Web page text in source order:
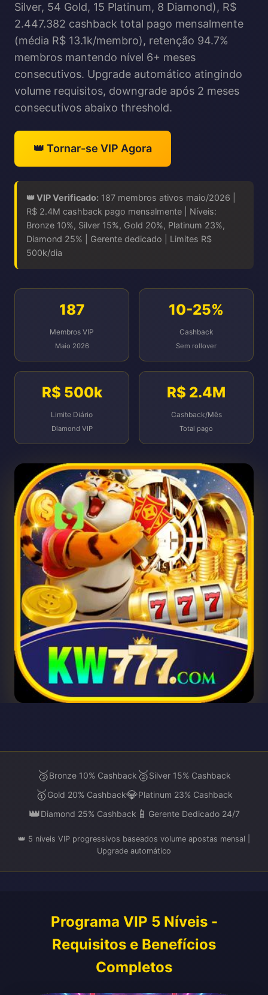
Silver, 54 Gold, 15 Platinum, 8 Diamond), R$
2.447.382 cashback total pago mensalmente
(média R$ 13.1k/membro), retenção 94.7%
membros mantendo nível 6+ meses
consecutivos. Upgrade automático atingindo
volume requisitos, downgrade após 2 meses
consecutivos abaixo threshold.
👑 Tornar-se VIP Agora
👑 VIP Verificado: 187 membros ativos maio/2026 |
R$ 2.4M cashback pago mensalmente | Níveis:
Bronze 10%, Silver 15%, Gold 20%, Platinum 23%,
Diamond 25% | Gerente dedicado | Limites R$
500k/dia
187
Membros VIP
Maio 2026
10-25%
Cashback
Sem rollover
R$ 500k
Limite Diário
Diamond VIP
R$ 2.4M
Cashback/Mês
Total pago
🥉Bronze 10% Cashback 🥈Silver 15% Cashback
🥇Gold 20% Cashback💎Platinum 23% Cashback
👑Diamond 25% Cashback 📱 Gerente Dedicado 24/7
👑 5 níveis VIP progressivos baseados volume apostas mensal |
Upgrade automático
Programa VIP 5 Níveis -
Requisitos e Benefícios
Completos